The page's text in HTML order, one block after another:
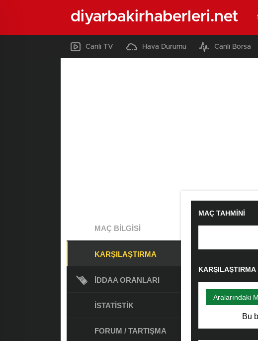
diyarbakirhaberleri.net
Canlı TV Hava Durumu Canlı Borsa
MAÇ BILGISI
KARŞILAŞTIRMA
İDDAA ORANLARI
İSTATISTIK
FORUM / TARTIŞMA
MAÇ TAHMINI
KARŞILAŞTIRMA
Aralarındaki
Bu